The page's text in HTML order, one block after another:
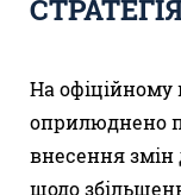
На офіційному
оприлюднено
внесення змін
щодо